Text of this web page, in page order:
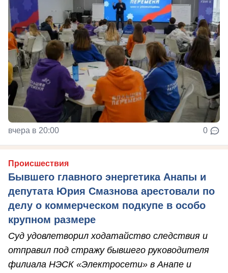
вчера в 20:00 0
Происшествия
Бывшего главного энергетика Анапы и
депутата Юрия Смазнова арестовали по
делу о коммерческом подкупе в особо
крупном размере
Суд удовлетворил ходатайство следствия и
отправил под стражу бывшего руководителя
филиала НЭСК «Электросети» в Анапе и